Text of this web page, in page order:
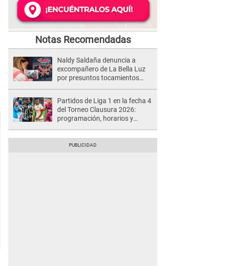
Notas Recomendadas
Naldy Saldaña denuncia a
excompañero de La Bella Luz
por presuntos tocamientos
Partidos de Liga 1 en la fecha 4
del Torneo Clausura 2026:
programación, horarios y